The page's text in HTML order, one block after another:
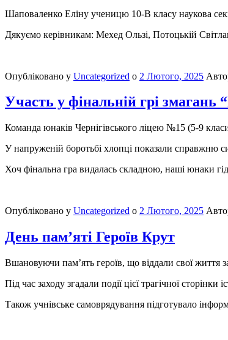
Шаповаленко Еліну ученицю 10-В класу наукова
Дякуємо керівникам: Мехед Ользі, Потоцькій
Опубліковано у Uncategorized о 2 Лютого, 2025
Участь у фінальній грі змагань
Команда юнаків Чернігівського ліцею №15 (5-9
У напруженій боротьбі хлопці показали справжню
Хоч фінальна гра видалась складною, наші юнаки
Опубліковано у Uncategorized о 2 Лютого, 2025
День пам’яті Героїв Крут
Вшановуючи пам’ять героїв, що віддали свої життя
Під час заходу згадали події цієї трагічної
Також учнівське самоврядування підготувало